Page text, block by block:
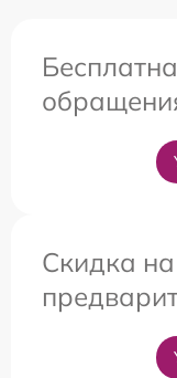
Скидка